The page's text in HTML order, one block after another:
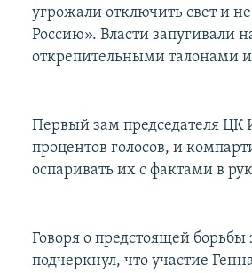
угрожали отключить свет и
Россию». Власти запугивали
открепительными талонами
Первый зам председателя ЦК
процентов голосов, и
оспаривать их с фактами в
Говоря о предстоящей
подчеркнул, что участие